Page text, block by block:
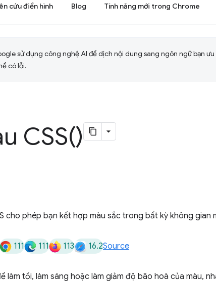
cứu điển hình Blog Tính năng mới trong Chrome
sử dụng công nghệ AI để dịch nội dung sang ngôn ngữ bạn ưu
có lỗi.
CSS()
cho phép bạn kết hợp màu sắc trong bất kỳ không gian
111 111 113 16.2Source
làm tối, làm sáng hoặc làm giảm độ bão hoà của màu,